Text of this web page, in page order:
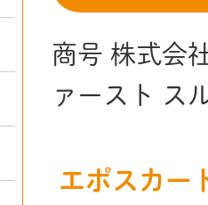
商号 株式会
ァースト ス
エポスカー